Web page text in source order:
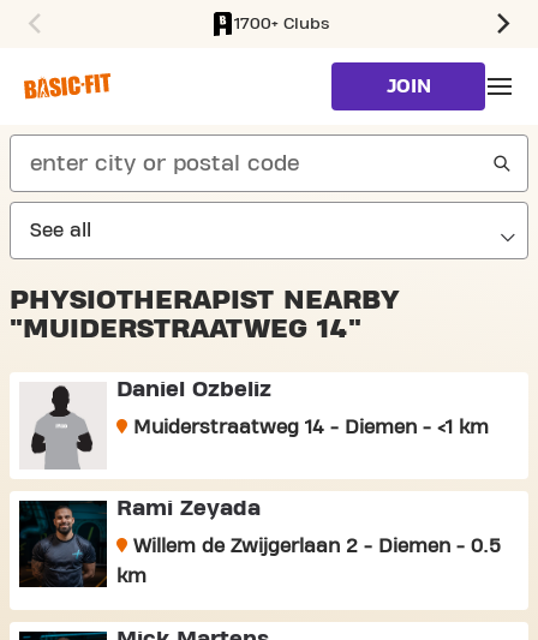
1700+ Clubs
JOIN
search
PHYSIOTHERAPIST NEARBY
"MUIDERSTRAATWEG 14"
Daniel Ozbeliz
Muiderstraatweg 14 - Diemen - <1 km
Rami Zeyada
Willem de Zwijgerlaan 2 - Diemen - 0.5
km